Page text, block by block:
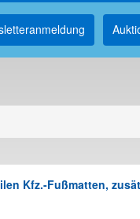
Kfz.-Fußmatten,